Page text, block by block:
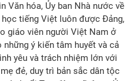
Văn hóa, Ủy ban Nhà nước về
tiếng Việt luôn được Đảng,
giáo viên người Việt Nam ở
ý kiến tâm huyết và cả
yêu và trách nhiệm lớn với
đẻ, duy trì bản sắc dân tộc